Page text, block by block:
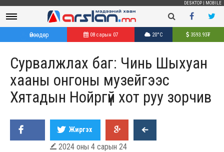
DESKTOP MOBILE
Өнөөдөр 08 сарын 07 20°C 3593.93₮
Сурвалжлах баг: Чинь Шыхуан
хааны онгоны музейгээс
Хятадын Нойргүй хот руу зорчив
Жиргэх
 2024 оны 4 сарын 24